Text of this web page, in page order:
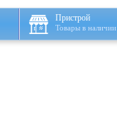
Пристрой
Товары в наличии